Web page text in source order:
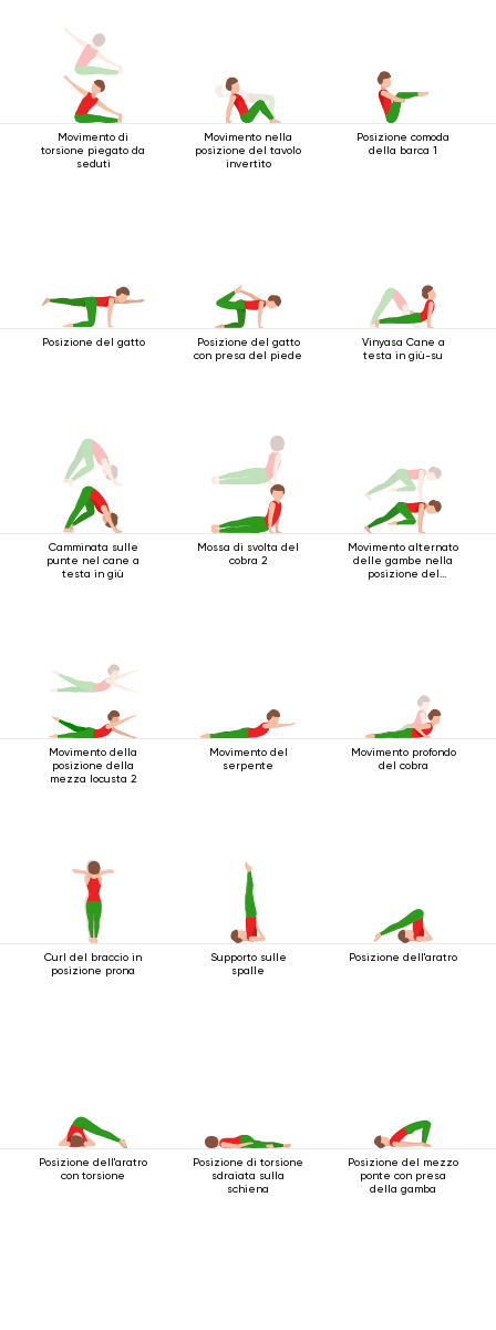
Movimento di
torsione piegato da
seduti
Movimento nella
posizione del tavolo
invertito
Posizione comoda
della barca 1
Posizione del gatto
Posizione del gatto
con presa del piede
Vinyasa Cane a
testa in giù-su
Camminata sulle
punte nel cane a
testa in giù
Mossa di svolta del
cobra 2
Movimento alternato
delle gambe nella
posizione del
Movimento della
posizione della
mezza locusta 2
Movimento del
serpente
Movimento profondo
del cobra
Curl del braccio in
posizione prona
Supporto sulle
spalle
Posizione dell'aratro
Posizione dell'aratro
con torsione
Posizione di torsione
sdraiata sulla
schiena
Posizione del mezzo
ponte con presa
della gamba